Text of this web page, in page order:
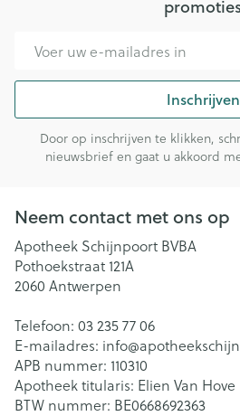
Inschrijven
Door op inschrijven te klikken,
nieuwsbrief en gaat u akkoord
Neem contact met ons op
Apotheek Schijnpoort BVBA
Pothoekstraat 121A
2060 Antwerpen
Telefoon: 03 235 77 06
E-mailadres: info@
APB nummer: 110310
Apotheek titularis: Elien Van Hove
BTW nummer: BE0668692363